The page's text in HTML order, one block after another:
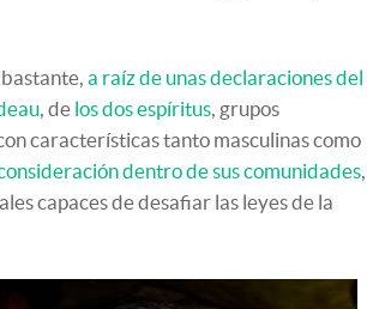
a raíz de unas declaraciones del
, de los dos espíritus, grupos
características tanto masculinas como
dentro de sus comunidades,
capaces de desafiar las leyes de la